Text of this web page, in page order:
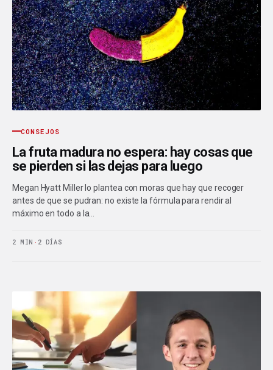
CONSEJOS
La fruta madura no espera: hay cosas que
se pierden si las dejas para luego
Megan Hyatt Miller lo plantea con moras que hay que recoger
antes de que se pudran: no existe la fórmula para rendir al
máximo en todo a la…
2 MIN · 2 DÍAS